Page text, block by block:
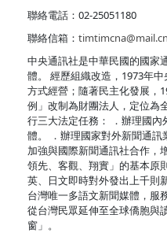
聯絡電話：02-25051180
聯絡信箱：
中央通訊社是中華民國的國家
體。 經歷組織改造，1973年
方式經營；隨著民主化發展，
例」改制為財團法人，定位為
行三大法定任務： ．辦理國
體。 ．辦理國家對外新聞通訊
加強與國際新聞通訊社合作，
領先、客觀、翔實」的基本原
英、日文即時對外發出上千則
台灣唯一多語文新聞媒體，服
從台灣民眾延伸至全球僑胞與
窗」。